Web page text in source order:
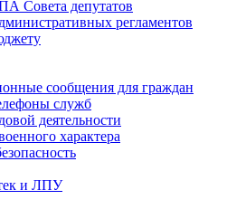
Совета депутатов
регламентов
сообщения для граждан
служб
деятельности
характера
и ЛПУ